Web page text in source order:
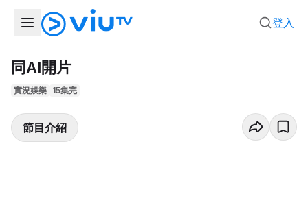
登入
同AI開片
實況娛樂 15集完
節目介紹